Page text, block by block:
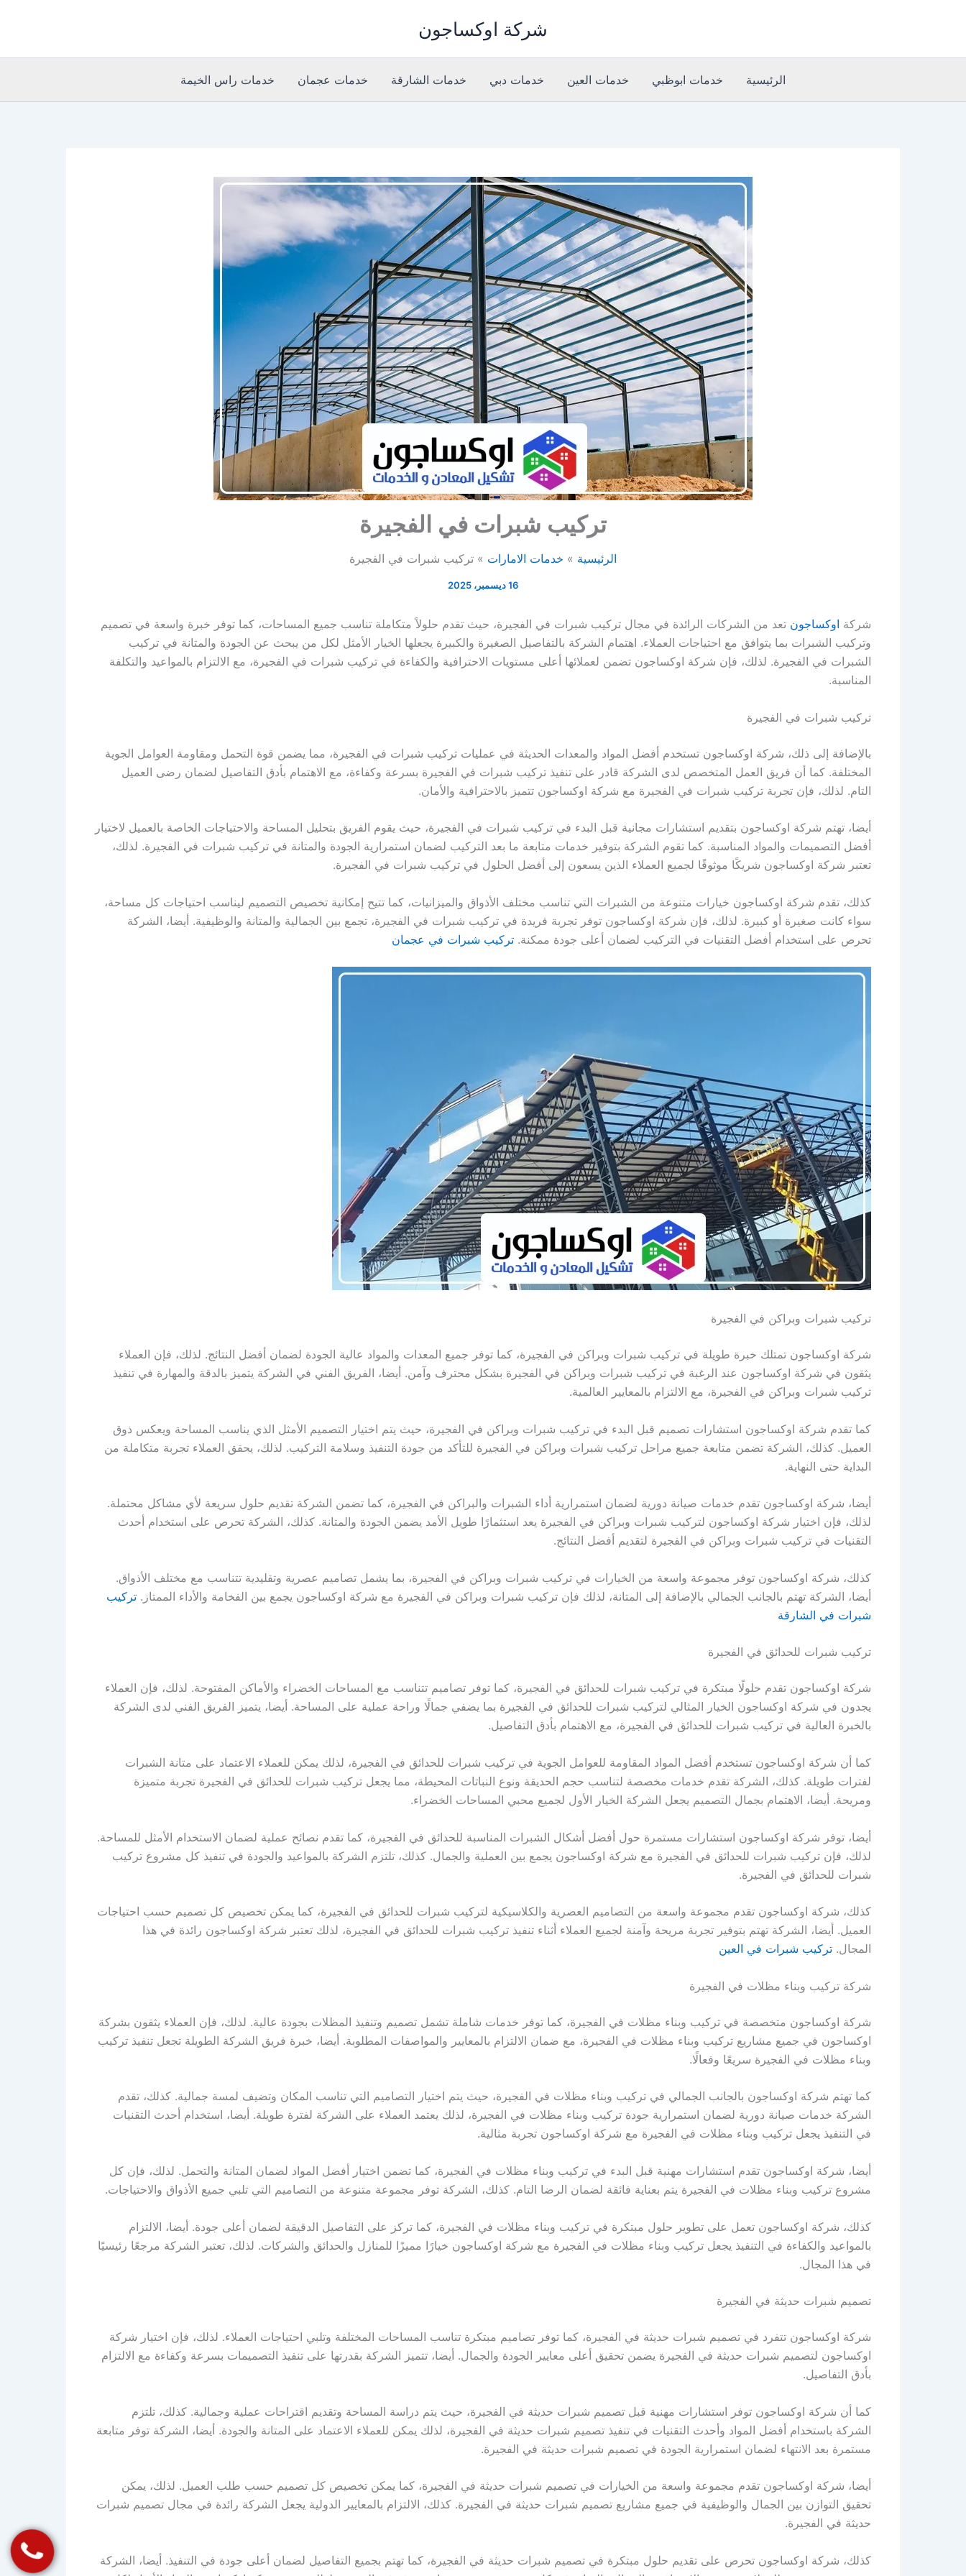
شركة اوكساجون
الرئيسية خدمات ابوظبي خدمات العين خدمات دبي خدمات الشارقة خدمات عجمان خدمات راس الخيمة
تركيب شبرات في الفجيرة
الرئيسية خدمات الامارات تركيب شبرات في الفجيرة
16 ديسمبر، 2025
شركة اوكساجون تعد من الشركات الرائدة في مجال تركيب شبرات في الفجيرة، حيث تقدم حلولاً متكاملة تناسب جميع المساحات، كما توفر خبرة واسعة في تصميم
وتركيب الشبرات بما يتوافق مع احتياجات العملاء. اهتمام الشركة بالتفاصيل الصغيرة والكبيرة يجعلها الخيار الأمثل لكل من يبحث عن الجودة والمتانة في تركيب
الشبرات في الفجيرة. لذلك، فإن شركة اوكساجون تضمن لعملائها أعلى مستويات الاحترافية والكفاءة في تركيب شبرات في الفجيرة، مع الالتزام بالمواعيد والتكلفة
المناسبة.
تركيب شبرات في الفجيرة
بالإضافة إلى ذلك، شركة اوكساجون تستخدم أفضل المواد والمعدات الحديثة في عمليات تركيب شبرات في الفجيرة، مما يضمن قوة التحمل ومقاومة العوامل الجوية
المختلفة. كما أن فريق العمل المتخصص لدى الشركة قادر على تنفيذ تركيب شبرات في الفجيرة بسرعة وكفاءة، مع الاهتمام بأدق التفاصيل لضمان رضى العميل
التام. لذلك، فإن تجربة تركيب شبرات في الفجيرة مع شركة اوكساجون تتميز بالاحترافية والأمان.
أيضا، تهتم شركة اوكساجون بتقديم استشارات مجانية قبل البدء في تركيب شبرات في الفجيرة، حيث يقوم الفريق بتحليل المساحة والاحتياجات الخاصة بالعميل لاختيار
أفضل التصميمات والمواد المناسبة. كما تقوم الشركة بتوفير خدمات متابعة ما بعد التركيب لضمان استمرارية الجودة والمتانة في تركيب شبرات في الفجيرة. لذلك،
تعتبر شركة اوكساجون شريكًا موثوقًا لجميع العملاء الذين يسعون إلى أفضل الحلول في تركيب شبرات في الفجيرة.
كذلك، تقدم شركة اوكساجون خيارات متنوعة من الشبرات التي تناسب مختلف الأذواق والميزانيات، كما تتيح إمكانية تخصيص التصميم ليناسب احتياجات كل مساحة،
سواء كانت صغيرة أو كبيرة. لذلك، فإن شركة اوكساجون توفر تجربة فريدة في تركيب شبرات في الفجيرة، تجمع بين الجمالية والمتانة والوظيفية. أيضا، الشركة
تحرص على استخدام أفضل التقنيات في التركيب لضمان أعلى جودة ممكنة. تركيب شبرات في عجمان
تركيب شبرات وبراكن في الفجيرة
شركة اوكساجون تمتلك خبرة طويلة في تركيب شبرات وبراكن في الفجيرة، كما توفر جميع المعدات والمواد عالية الجودة لضمان أفضل النتائج. لذلك، فإن العملاء
يثقون في شركة اوكساجون عند الرغبة في تركيب شبرات وبراكن في الفجيرة بشكل محترف وآمن. أيضا، الفريق الفني في الشركة يتميز بالدقة والمهارة في تنفيذ
تركيب شبرات وبراكن في الفجيرة، مع الالتزام بالمعايير العالمية.
كما تقدم شركة اوكساجون استشارات تصميم قبل البدء في تركيب شبرات وبراكن في الفجيرة، حيث يتم اختيار التصميم الأمثل الذي يناسب المساحة ويعكس ذوق
العميل. كذلك، الشركة تضمن متابعة جميع مراحل تركيب شبرات وبراكن في الفجيرة للتأكد من جودة التنفيذ وسلامة التركيب. لذلك، يحقق العملاء تجربة متكاملة من
البداية حتى النهاية.
أيضا، شركة اوكساجون تقدم خدمات صيانة دورية لضمان استمرارية أداء الشبرات والبراكن في الفجيرة، كما تضمن الشركة تقديم حلول سريعة لأي مشاكل محتملة.
لذلك، فإن اختيار شركة اوكساجون لتركيب شبرات وبراكن في الفجيرة يعد استثمارًا طويل الأمد يضمن الجودة والمتانة. كذلك، الشركة تحرص على استخدام أحدث
التقنيات في تركيب شبرات وبراكن في الفجيرة لتقديم أفضل النتائج.
كذلك، شركة اوكساجون توفر مجموعة واسعة من الخيارات في تركيب شبرات وبراكن في الفجيرة، بما يشمل تصاميم عصرية وتقليدية تتناسب مع مختلف الأذواق.
أيضا، الشركة تهتم بالجانب الجمالي بالإضافة إلى المتانة، لذلك فإن تركيب شبرات وبراكن في الفجيرة مع شركة اوكساجون يجمع بين الفخامة والأداء الممتاز. تركيب
شبرات في الشارقة
تركيب شبرات للحدائق في الفجيرة
شركة اوكساجون تقدم حلولًا مبتكرة في تركيب شبرات للحدائق في الفجيرة، كما توفر تصاميم تتناسب مع المساحات الخضراء والأماكن المفتوحة. لذلك، فإن العملاء
يجدون في شركة اوكساجون الخيار المثالي لتركيب شبرات للحدائق في الفجيرة بما يضفي جمالًا وراحة عملية على المساحة. أيضا، يتميز الفريق الفني لدى الشركة
بالخبرة العالية في تركيب شبرات للحدائق في الفجيرة، مع الاهتمام بأدق التفاصيل.
كما أن شركة اوكساجون تستخدم أفضل المواد المقاومة للعوامل الجوية في تركيب شبرات للحدائق في الفجيرة، لذلك يمكن للعملاء الاعتماد على متانة الشبرات
لفترات طويلة. كذلك، الشركة تقدم خدمات مخصصة لتناسب حجم الحديقة ونوع النباتات المحيطة، مما يجعل تركيب شبرات للحدائق في الفجيرة تجربة متميزة
ومريحة. أيضا، الاهتمام بجمال التصميم يجعل الشركة الخيار الأول لجميع محبي المساحات الخضراء.
أيضا، توفر شركة اوكساجون استشارات مستمرة حول أفضل أشكال الشبرات المناسبة للحدائق في الفجيرة، كما تقدم نصائح عملية لضمان الاستخدام الأمثل للمساحة.
لذلك، فإن تركيب شبرات للحدائق في الفجيرة مع شركة اوكساجون يجمع بين العملية والجمال. كذلك، تلتزم الشركة بالمواعيد والجودة في تنفيذ كل مشروع تركيب
شبرات للحدائق في الفجيرة.
كذلك، شركة اوكساجون تقدم مجموعة واسعة من التصاميم العصرية والكلاسيكية لتركيب شبرات للحدائق في الفجيرة، كما يمكن تخصيص كل تصميم حسب احتياجات
العميل. أيضا، الشركة تهتم بتوفير تجربة مريحة وآمنة لجميع العملاء أثناء تنفيذ تركيب شبرات للحدائق في الفجيرة، لذلك تعتبر شركة اوكساجون رائدة في هذا
المجال. تركيب شبرات في العين
شركة تركيب وبناء مظلات في الفجيرة
شركة اوكساجون متخصصة في تركيب وبناء مظلات في الفجيرة، كما توفر خدمات شاملة تشمل تصميم وتنفيذ المظلات بجودة عالية. لذلك، فإن العملاء يثقون بشركة
اوكساجون في جميع مشاريع تركيب وبناء مظلات في الفجيرة، مع ضمان الالتزام بالمعايير والمواصفات المطلوبة. أيضا، خبرة فريق الشركة الطويلة تجعل تنفيذ تركيب
وبناء مظلات في الفجيرة سريعًا وفعالًا.
كما تهتم شركة اوكساجون بالجانب الجمالي في تركيب وبناء مظلات في الفجيرة، حيث يتم اختيار التصاميم التي تناسب المكان وتضيف لمسة جمالية. كذلك، تقدم
الشركة خدمات صيانة دورية لضمان استمرارية جودة تركيب وبناء مظلات في الفجيرة، لذلك يعتمد العملاء على الشركة لفترة طويلة. أيضا، استخدام أحدث التقنيات
في التنفيذ يجعل تركيب وبناء مظلات في الفجيرة مع شركة اوكساجون تجربة مثالية.
أيضا، شركة اوكساجون تقدم استشارات مهنية قبل البدء في تركيب وبناء مظلات في الفجيرة، كما تضمن اختيار أفضل المواد لضمان المتانة والتحمل. لذلك، فإن كل
مشروع تركيب وبناء مظلات في الفجيرة يتم بعناية فائقة لضمان الرضا التام. كذلك، الشركة توفر مجموعة متنوعة من التصاميم التي تلبي جميع الأذواق والاحتياجات.
كذلك، شركة اوكساجون تعمل على تطوير حلول مبتكرة في تركيب وبناء مظلات في الفجيرة، كما تركز على التفاصيل الدقيقة لضمان أعلى جودة. أيضا، الالتزام
بالمواعيد والكفاءة في التنفيذ يجعل تركيب وبناء مظلات في الفجيرة مع شركة اوكساجون خيارًا مميزًا للمنازل والحدائق والشركات. لذلك، تعتبر الشركة مرجعًا رئيسيًا
في هذا المجال.
تصميم شبرات حديثة في الفجيرة
شركة اوكساجون تتفرد في تصميم شبرات حديثة في الفجيرة، كما توفر تصاميم مبتكرة تناسب المساحات المختلفة وتلبي احتياجات العملاء. لذلك، فإن اختيار شركة
اوكساجون لتصميم شبرات حديثة في الفجيرة يضمن تحقيق أعلى معايير الجودة والجمال. أيضا، تتميز الشركة بقدرتها على تنفيذ التصميمات بسرعة وكفاءة مع الالتزام
بأدق التفاصيل.
كما أن شركة اوكساجون توفر استشارات مهنية قبل تصميم شبرات حديثة في الفجيرة، حيث يتم دراسة المساحة وتقديم اقتراحات عملية وجمالية. كذلك، تلتزم
الشركة باستخدام أفضل المواد وأحدث التقنيات في تنفيذ تصميم شبرات حديثة في الفجيرة، لذلك يمكن للعملاء الاعتماد على المتانة والجودة. أيضا، الشركة توفر متابعة
مستمرة بعد الانتهاء لضمان استمرارية الجودة في تصميم شبرات حديثة في الفجيرة.
أيضا، شركة اوكساجون تقدم مجموعة واسعة من الخيارات في تصميم شبرات حديثة في الفجيرة، كما يمكن تخصيص كل تصميم حسب طلب العميل. لذلك، يمكن
تحقيق التوازن بين الجمال والوظيفية في جميع مشاريع تصميم شبرات حديثة في الفجيرة. كذلك، الالتزام بالمعايير الدولية يجعل الشركة رائدة في مجال تصميم شبرات
حديثة في الفجيرة.
كذلك، شركة اوكساجون تحرص على تقديم حلول مبتكرة في تصميم شبرات حديثة في الفجيرة، كما تهتم بجميع التفاصيل لضمان أعلى جودة في التنفيذ. أيضا، الشركة